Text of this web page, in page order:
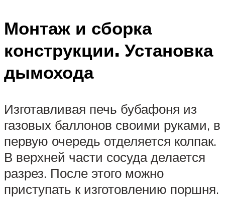
Монтаж и сборка
конструкции. Установка
дымохода
Изготавливая печь бубафоня из
газовых баллонов своими руками, в
первую очередь отделяется колпак.
В верхней части сосуда делается
разрез. После этого можно
приступать к изготовлению поршня.